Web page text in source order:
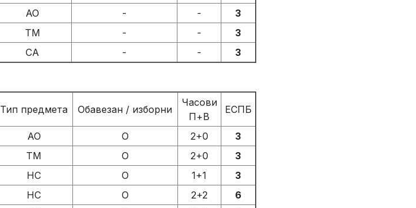
АО - -
3
ТМ - -
3
СА - - 3
Тип предмета Обавезан / изборни
Часови
П+В
ЕСПБ
АО О 2+0
3
ТМ О 2+0
3
НС О 1+1
3
НС О 2+2
6